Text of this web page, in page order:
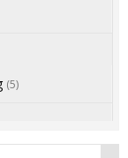
(5)